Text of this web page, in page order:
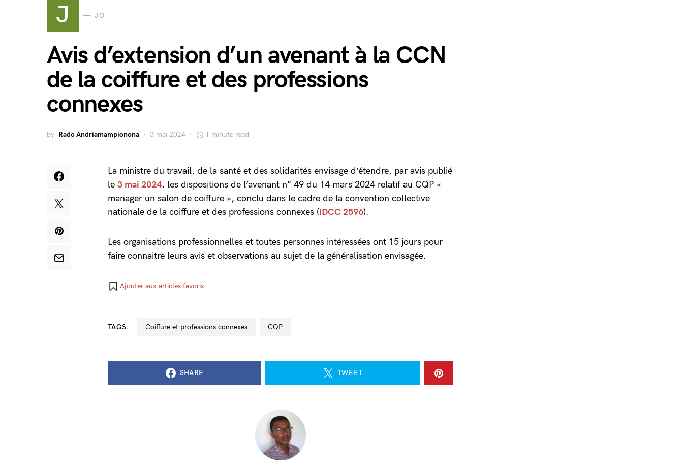
J JO
Avis d’extension d’un avenant à la CCN
de la coiffure et des professions
connexes
by Rado Andriamampionona 3 mai 2024 1 minute read
La ministre du travail, de la santé et des solidarités envisage d’étendre, par avis publié
le 3 mai 2024, les dispositions de l’avenant n° 49 du 14 mars 2024 relatif au CQP «
manager un salon de coiffure », conclu dans le cadre de la convention collective
nationale de la coiffure et des professions connexes (IDCC 2596).
Les organisations professionnelles et toutes personnes intéressées ont 15 jours pour
faire connaitre leurs avis et observations au sujet de la généralisation envisagée.
Ajouter aux articles favoris
TAGS: coiffure et professions connexes CQP
SHARE TWEET